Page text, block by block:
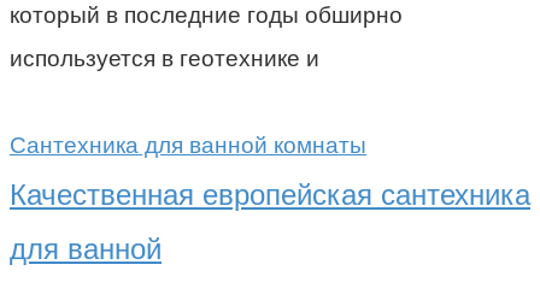
который в последние годы обширно
используется в геотехнике и
Сантехника для ванной комнаты
Качественная европейская сантехника
для ванной